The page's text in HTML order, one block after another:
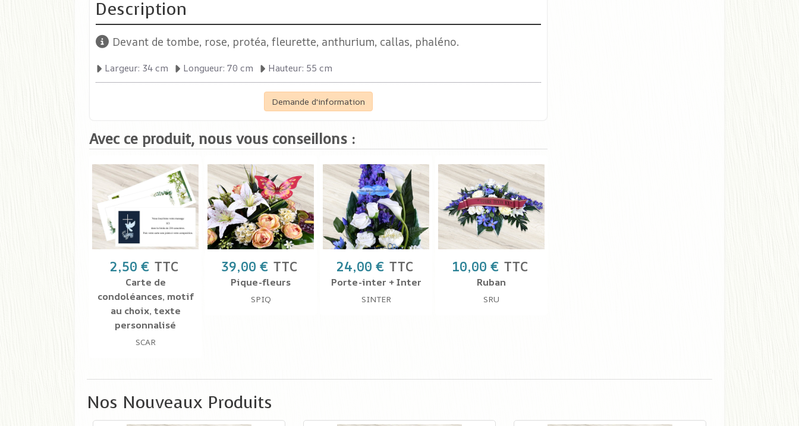
Description
Devant de tombe, rose, protéa, fleurette, anthurium, callas, phaléno.
Largeur: 34 cm Longueur: 70 cm Hauteur: 55 cm
Demande d'information
Avec ce produit, nous vous conseillons :
2,50 € TTC
Carte de
condoléances, motif
au choix, texte
personnalisé
SCAR
39,00 € TTC
Pique-fleurs
SPIQ
24,00 € TTC
Porte-inter + Inter
SINTER
10,00 € TTC
Ruban
SRU
Nos Nouveaux Produits